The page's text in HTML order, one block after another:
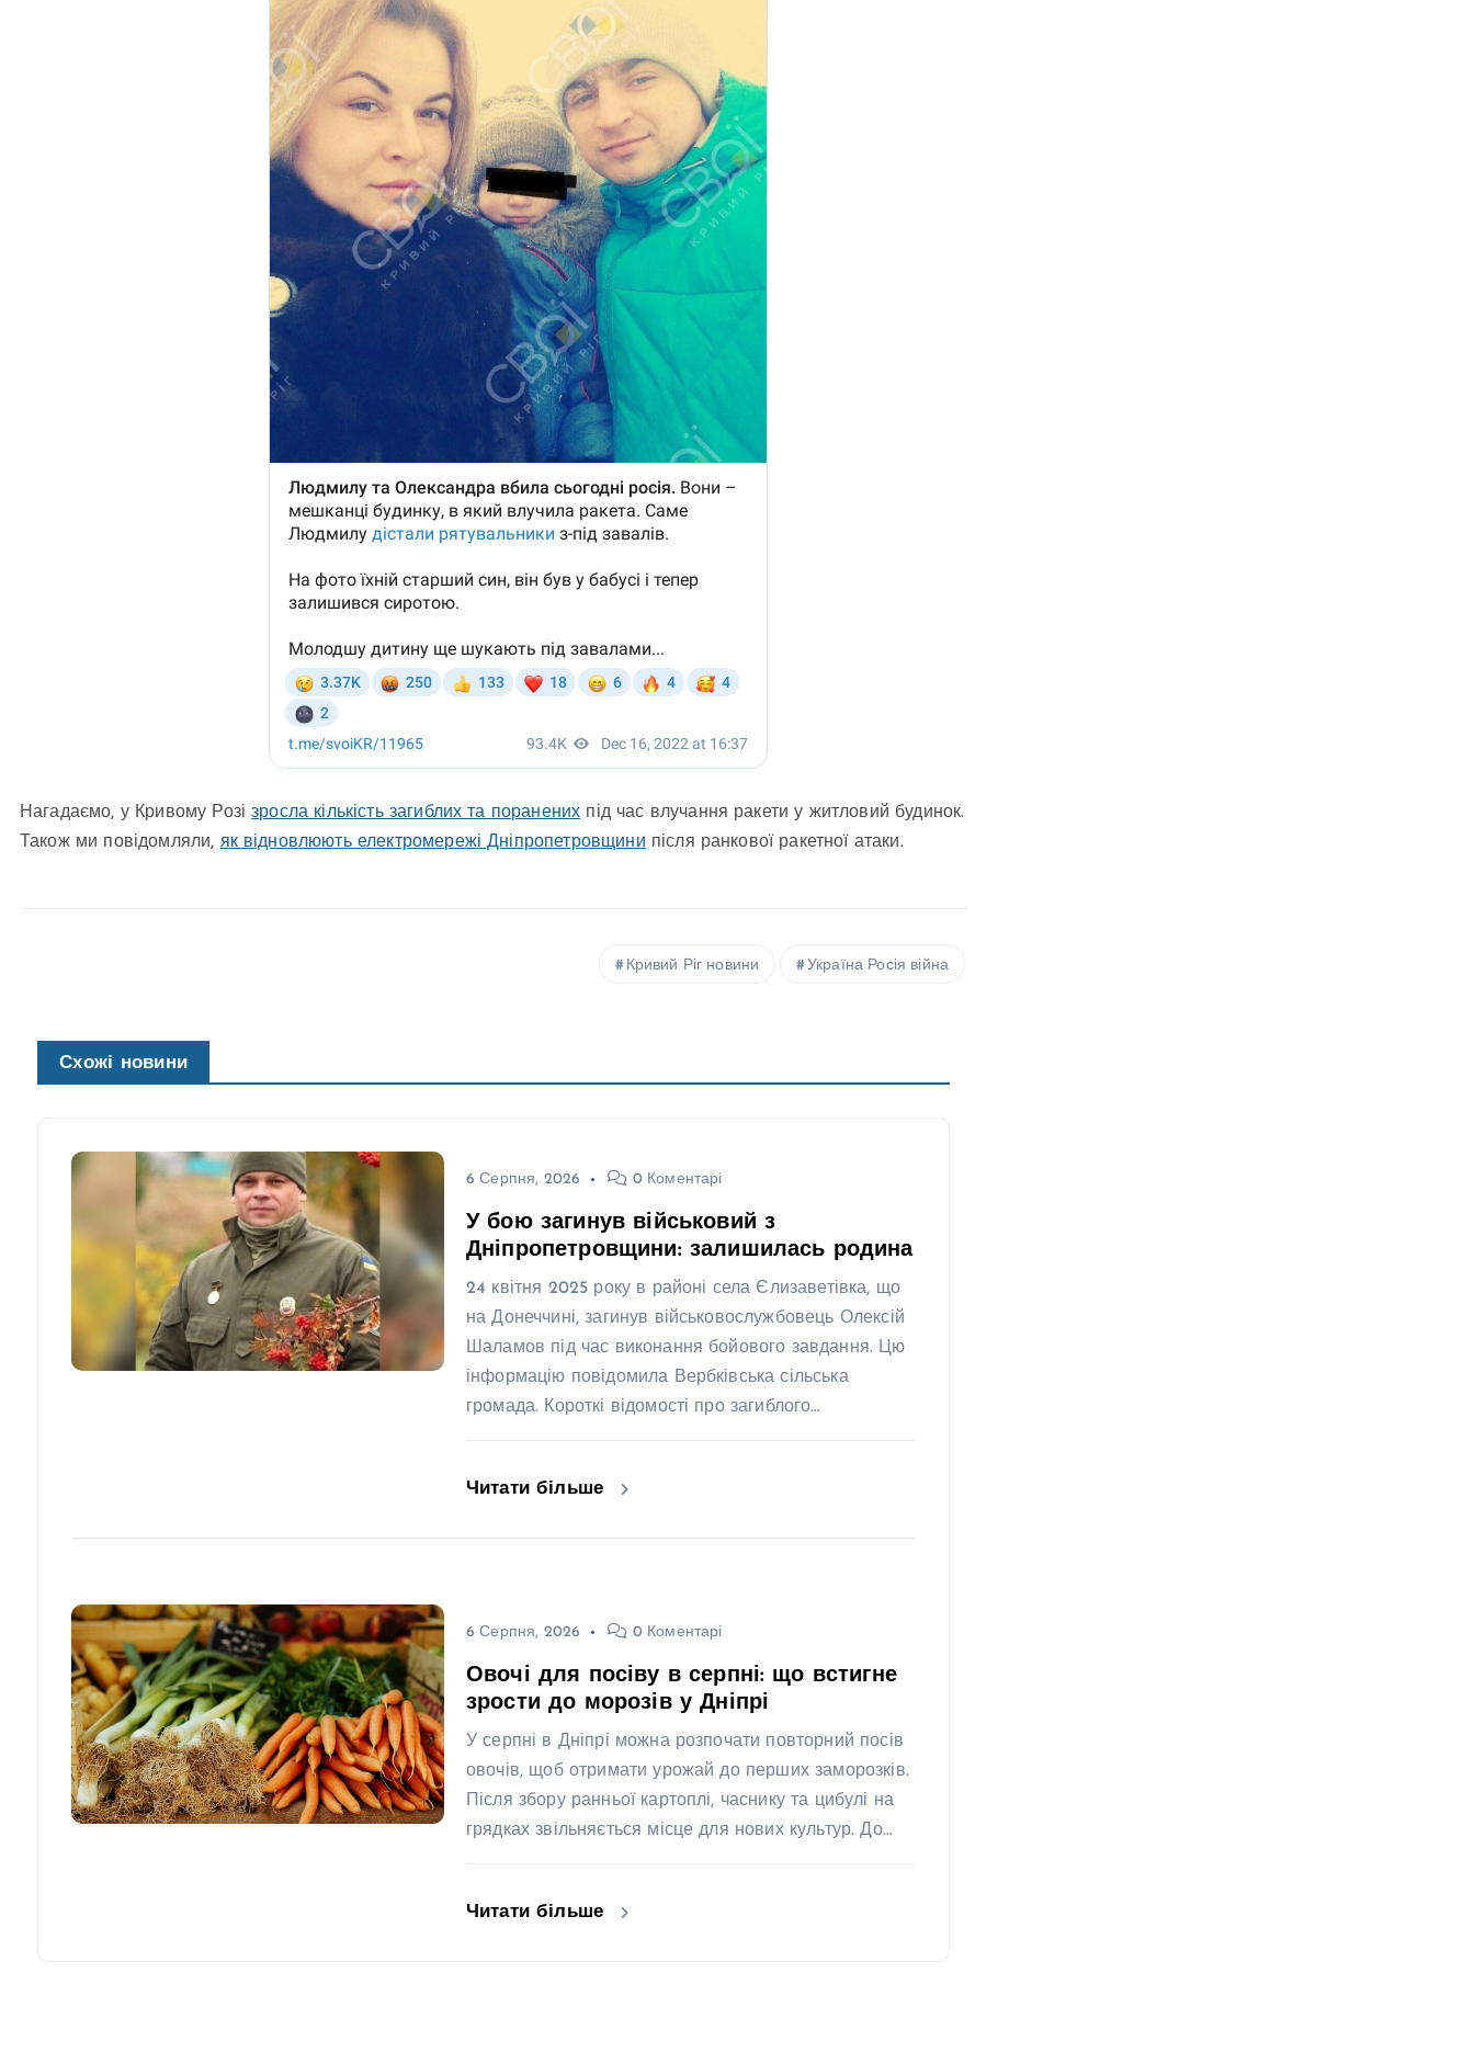
Нагадаємо, у Кривому Розізросла кількість загиблих та поранених під час влучання ракети у житловий будинок.
Також ми повідомляли, як відновлюють електромережі Дніпропетровщини після ранкової ракетної атаки.
Кривий Ріг новини Україна Росія війна
Схожі новини
6 Серпня, 2026 0 Коментарі
У бою загинув військовий з
Дніпропетровщини: залишилась родина
24 квітня 2025 року в районі села Єлизаветівка, що
на Донеччині, загинув військовослужбовець Олексій
Шаламов під час виконання бойового завдання. Цю
інформацію повідомила Вербківська сільська
громада. Короткі відомості про загиблого…
Читати більше
6 Серпня, 2026 0 Коментарі
Овочі для посіву в серпні: що встигне
зрости до морозів у Дніпрі
У серпні в Дніпрі можна розпочати повторний посів
овочів, щоб отримати урожай до перших заморозків.
Після збору ранньої картоплі, часнику та цибулі на
грядках звільняється місце для нових культур. До…
Читати більше